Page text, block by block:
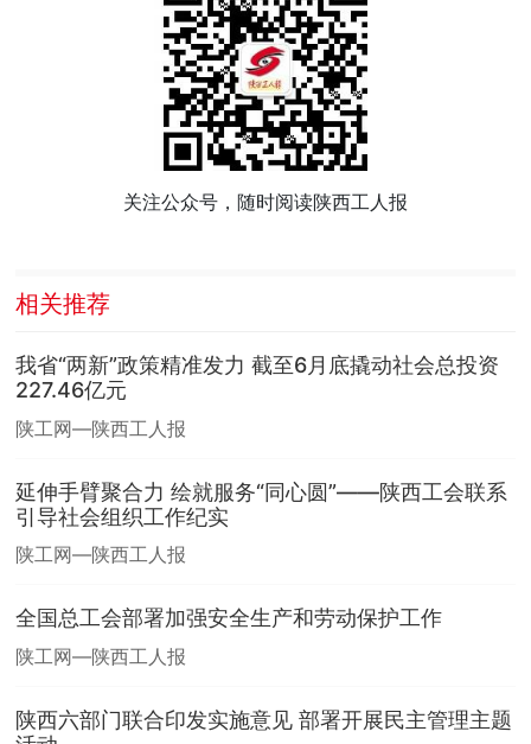
关注公众号，随时阅读陕西工人报
相关推荐
我省“两新”政策精准发力 截至6月底撬动社会总投资
227.46亿元
陕工网—陕西工人报
延伸手臂聚合力 绘就服务“同心圆”——陕西工会联系
引导社会组织工作纪实
陕工网—陕西工人报
全国总工会部署加强安全生产和劳动保护工作
陕工网—陕西工人报
陕西六部门联合印发实施意见 部署开展民主管理主题